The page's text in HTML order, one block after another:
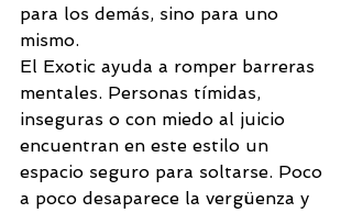
para los demás, sino para uno
mismo.
El Exotic ayuda a romper barreras
mentales. Personas tímidas,
inseguras o con miedo al juicio
encuentran en este estilo un
espacio seguro para soltarse. Poco
a poco desaparece la vergüenza y